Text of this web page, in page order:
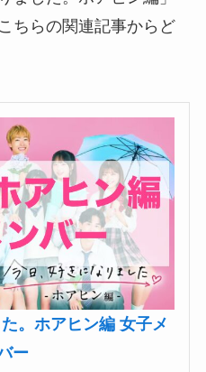
ちらの関連記事からど
。ホアヒン編 女子メ
ー